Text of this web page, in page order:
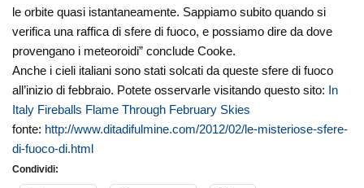
le orbite quasi istantaneamente. Sappiamo subito quando si
verifica una raffica di sfere di fuoco, e possiamo dire da dove
provengano i meteoroidi” conclude Cooke.
Anche i cieli italiani sono stati solcati da queste sfere di fuoco
all’inizio di febbraio. Potete osservarle visitando questo sito: In
Italy Fireballs Flame Through February Skies
fonte: http://www.ditadifulmine.com/2012/02/le-misteriose-sfere-
di-fuoco-di.html
Condividi: